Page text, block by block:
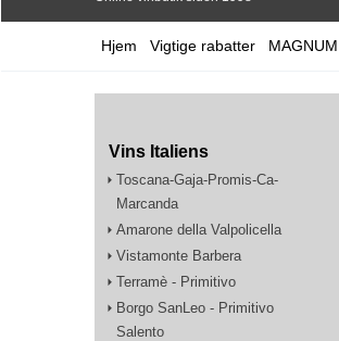
Hjem Vigtige rabatter MAGNUM
Vins Italiens
Toscana-Gaja-Promis-Ca-
Marcanda
Amarone della Valpolicella
Vistamonte Barbera
Terramè - Primitivo
Borgo SanLeo - Primitivo
Salento